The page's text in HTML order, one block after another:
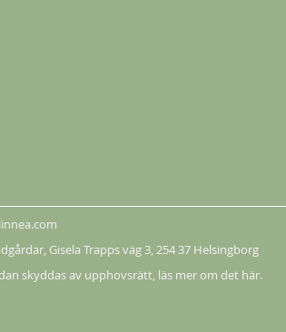
Gisela Trapps väg 3, 254 37 Helsingborg
skyddas av upphovsrätt, läs mer om det här.